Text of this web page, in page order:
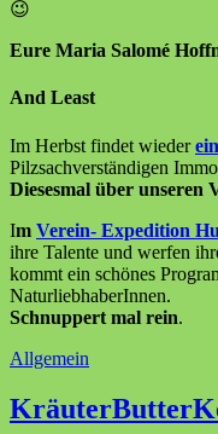
😉
Eure Maria Salomé
And Least
Im Herbst findet wieder
Pilzsachverständigen
Diesesmal über unseren
Im Verein- Expedition
ihre Talente und werfen
kommt ein schönes
NaturliebhaberInnen.
Schnuppert mal rein.
Allgemein